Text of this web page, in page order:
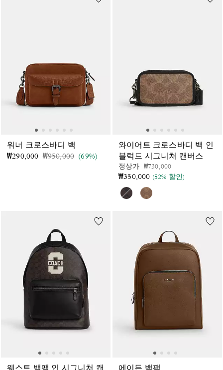
워너 크로스바디 백
₩290,000 가격 인하 전
₩950,000인하됨
(69%)
와이어트 크로스바디 백 인
블럭드 시그니처 캔버스
정상가 가격 인하 전
₩730,000인하됨
₩350,000 (52% 할인)